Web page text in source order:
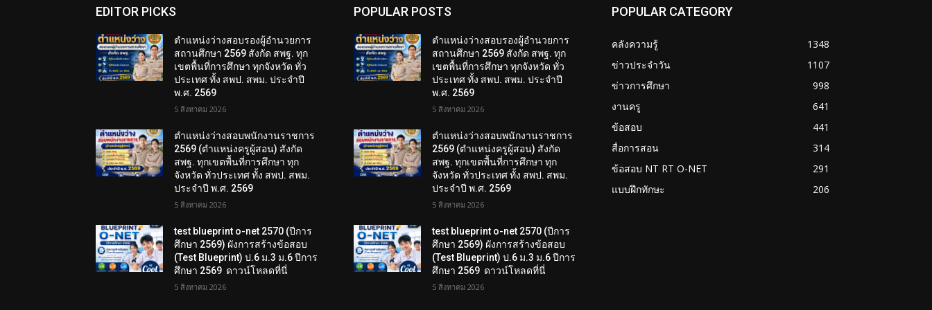
EDITOR PICKS
ตำแหน่งว่างสอบรองผู้อำนวยการ
สถานศึกษา 2569 สังกัด สพฐ. ทุก
เขตพื้นที่การศึกษา ทุกจังหวัด ทั่ว
ประเทศ ทั้ง สพป. สพม. ประจำปี
พ.ศ. 2569
5 สิงหาคม 2026
ตำแหน่งว่างสอบพนักงานราชการ
2569 (ตำแหน่งครูผู้สอน) สังกัด
สพฐ. ทุกเขตพื้นที่การศึกษา ทุก
จังหวัด ทั่วประเทศ ทั้ง สพป. สพม.
ประจำปี พ.ศ. 2569
5 สิงหาคม 2026
test blueprint o-net 2570 (ปีการ
ศึกษา 2569) ผังการสร้างข้อสอบ
(Test Blueprint) ป.6 ม.3 ม.6 ปีการ
ศึกษา 2569 ดาวน์โหลดที่นี่
5 สิงหาคม 2026
POPULAR POSTS
ตำแหน่งว่างสอบรองผู้อำนวยการ
สถานศึกษา 2569 สังกัด สพฐ. ทุก
เขตพื้นที่การศึกษา ทุกจังหวัด ทั่ว
ประเทศ ทั้ง สพป. สพม. ประจำปี
พ.ศ. 2569
5 สิงหาคม 2026
ตำแหน่งว่างสอบพนักงานราชการ
2569 (ตำแหน่งครูผู้สอน) สังกัด
สพฐ. ทุกเขตพื้นที่การศึกษา ทุก
จังหวัด ทั่วประเทศ ทั้ง สพป. สพม.
ประจำปี พ.ศ. 2569
5 สิงหาคม 2026
test blueprint o-net 2570 (ปีการ
ศึกษา 2569) ผังการสร้างข้อสอบ
(Test Blueprint) ป.6 ม.3 ม.6 ปีการ
ศึกษา 2569 ดาวน์โหลดที่นี่
5 สิงหาคม 2026
POPULAR CATEGORY
คลังความรู้
1348
ข่าวประจำวัน
1107
ข่าวการศึกษา
998
งานครู
641
ข้อสอบ
441
สื่อการสอน
314
ข้อสอบ NT RT O-NET
291
แบบฝึกทักษะ
206